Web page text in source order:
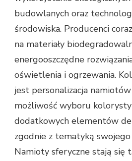
budowlanych oraz
środowiska. Producenci
na materiały
energooszczędne
oświetlenia i ogrzewania.
jest personalizacja
możliwość wyboru
dodatkowych elementów
zgodnie z tematyką
Namioty sferyczne stają się